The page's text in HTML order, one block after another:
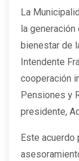
La
la
bienestar de
Intendente
cooperación
Pensiones y
presidente,
Este acuerdo